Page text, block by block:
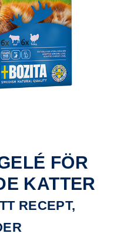
FÖR
KATTER
RECEPT,